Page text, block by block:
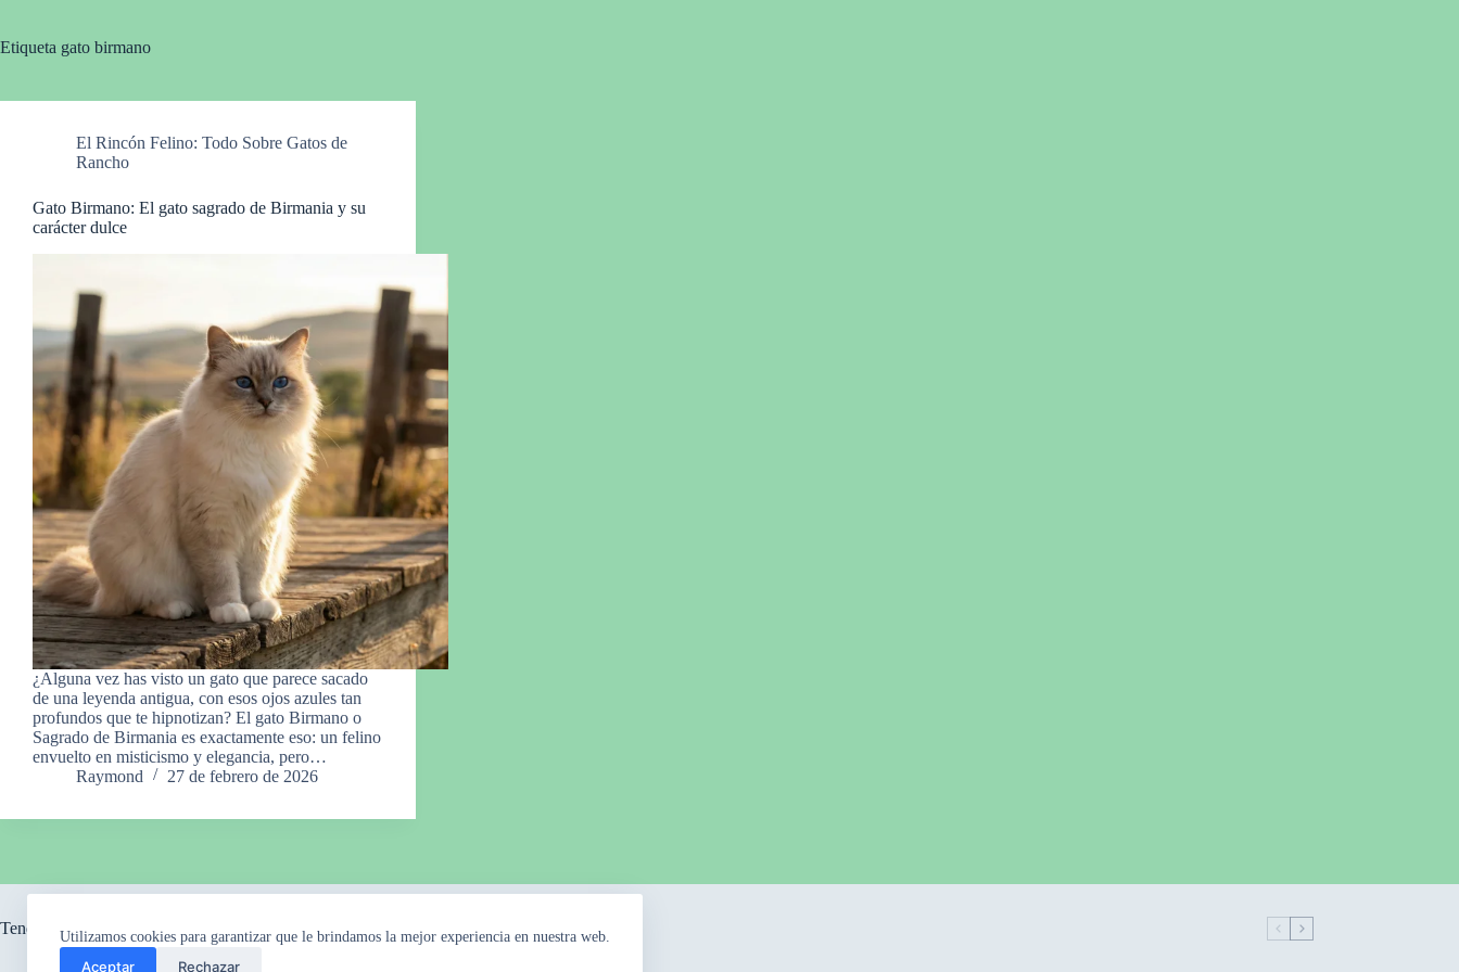
Utilizamos cookies para garantizar que le brindamos la mejor experiencia en nuestra web.
Aceptar Rechazar
Etiqueta gato birmano
El Rincón Felino: Todo Sobre Gatos de
Rancho
Gato Birmano: El gato sagrado de Birmania y su
carácter dulce
¿Alguna vez has visto un gato que parece sacado
de una leyenda antigua, con esos ojos azules tan
profundos que te hipnotizan? El gato Birmano o
Sagrado de Birmania es exactamente eso: un felino
envuelto en misticismo y elegancia, pero…
Raymond
27 de febrero de 2026
Tendencia ahora